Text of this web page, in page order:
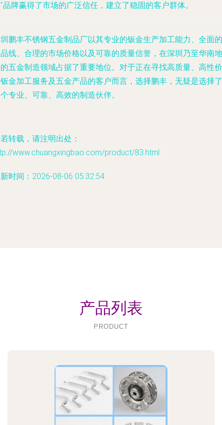
品牌赢得了市场的广泛信任，建立了稳固的客户群体。
鹏丰不锈钢五金制品厂以其专业的钣金生产加工能力、全面的
线、合理的市场价格以及可靠的质量信誉，在深圳乃至华南地
五金制造领域占据了重要地位。对于正在寻找高质量、高性价
金加工服务及五金产品的客户而言，选择鹏丰，无疑是选择了
专业、可靠、高效的制造伙伴。
转载，请注明出处：
www.chuangxingbao.com/product/83.html
时间：2026-08-06 05:32:54
产品列表
PRODUCT